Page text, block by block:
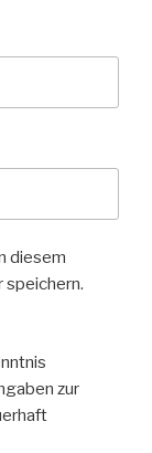
diesem
speichern.
zur